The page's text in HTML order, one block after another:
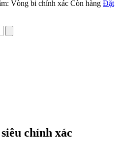
Vòng bi chính xác Còn hàng Đặt
chính xác